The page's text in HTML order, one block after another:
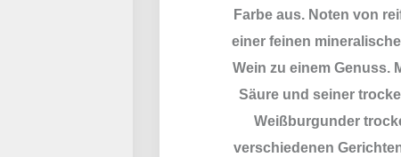
Farbe aus. Noten von
einer feinen
Wein zu einem Genuss.
Säure und seiner
Weißburgunder
verschiedenen